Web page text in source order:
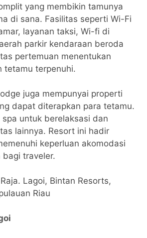
yang membikin tamunya
di sana. Fasilitas seperti Wi-Fi
layanan taksi, Wi-fi di
parkir kendaraan beroda
pertemuan menentukan
tetamu terpenuhi.
juga mempunyai properti
dapat diterapkan para tetamu.
untuk berelaksasi dan
lainnya. Resort ini hadir
keperluan akomodasi
bagi traveler.
Lagoi, Bintan Resorts,
Riau